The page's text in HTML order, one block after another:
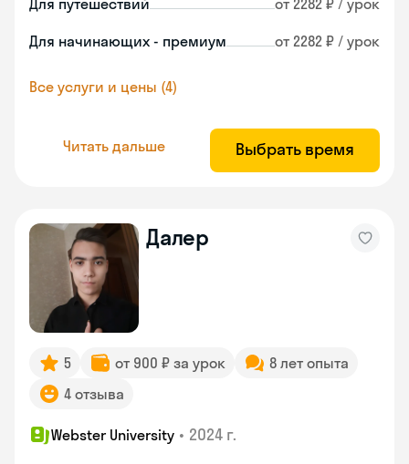
Для путешествий от 2282 ₽ / урок
Для начинающих - премиум от 2282 ₽ / урок
Все услуги и цены (4)
Читать дальше Выбрать время
Далер
5 от 900 ₽ за урок
8 лет опыта
4 отзыва
Webster University • 2024 г.